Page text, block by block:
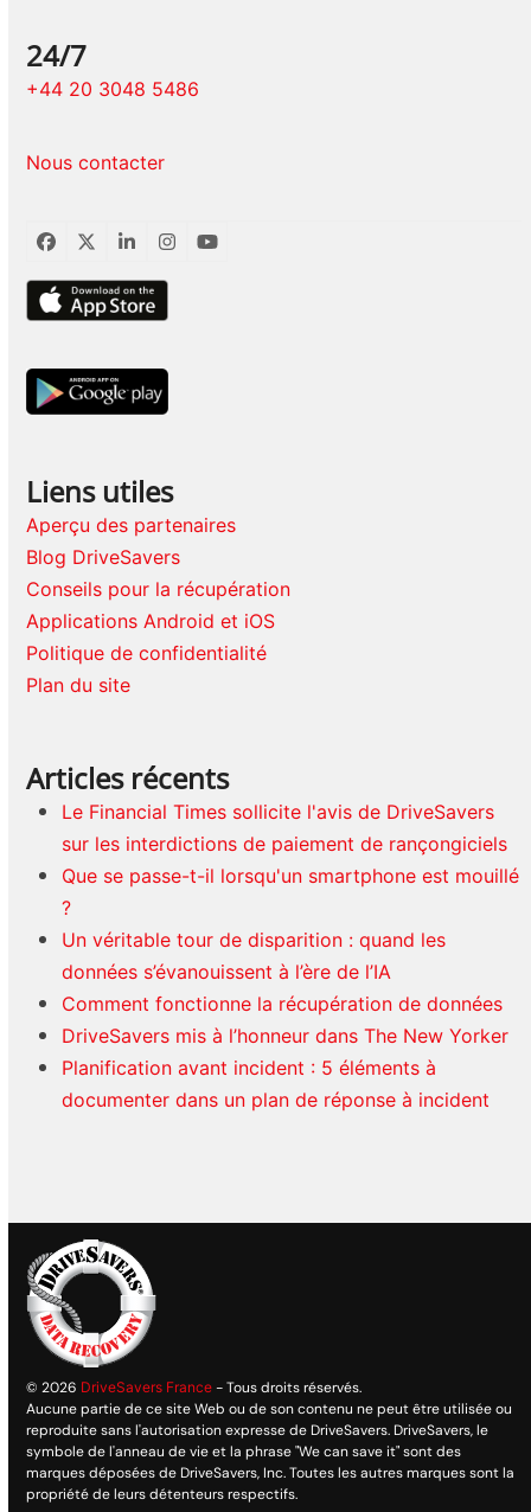
24/7
+44 20 3048 5486
Nous contacter
Facebook
TwitterLinkedInInstagram
YouTube
Liens utiles
Aperçu des partenaires
Blog DriveSavers
Conseils pour la récupération
Applications Android et iOS
Politique de confidentialité
Plan du site
Articles récents
Le Financial Times sollicite l'avis de DriveSavers
sur les interdictions de paiement de rançongiciels
Que se passe-t-il lorsqu'un smartphone est mouillé
?
Un véritable tour de disparition : quand les
données s’évanouissent à l’ère de l’IA
Comment fonctionne la récupération de données
DriveSavers mis à l’honneur dans The New Yorker
Planification avant incident : 5 éléments à
documenter dans un plan de réponse à incident
© 2026 DriveSavers France - Tous droits réservés.
Aucune partie de ce site Web ou de son contenu ne peut être utilisée ou
reproduite sans l'autorisation expresse de DriveSavers. DriveSavers, le
symbole de l'anneau de vie et la phrase "We can save it" sont des
marques déposées de DriveSavers, Inc. Toutes les autres marques sont la
propriété de leurs détenteurs respectifs.